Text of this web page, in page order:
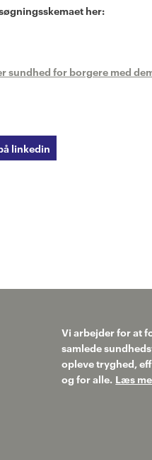
her:
sundhed for borgere med
linkedin
Vi arbejder for at
samlede
opleve tryghed,
og for alle. Læs